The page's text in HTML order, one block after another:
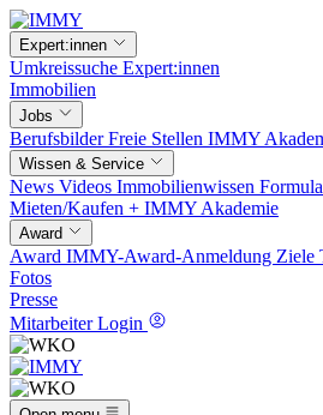
Expert:innen
Umkreissuche Expert:innen
Immobilien
Jobs
BerufsbilderFreie Stellen IMMY
Wissen & Service
News Videos Immobilienwissen
Mieten/Kaufen + IMMY Akademie
Award
Award IMMY-Award-Anmeldung Ziele
Fotos
Presse
Mitarbeiter Login